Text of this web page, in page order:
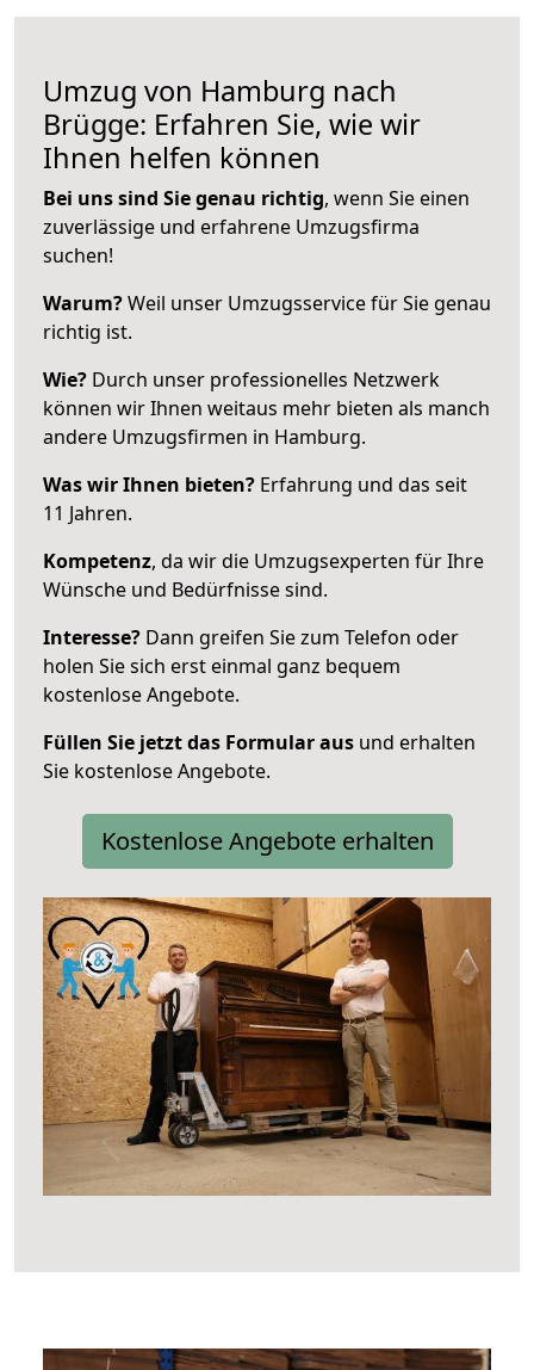
Umzug von Hamburg nach
Brügge: Erfahren Sie, wie wir
Ihnen helfen können
Bei uns sind Sie genau richtig, wenn Sie einen
zuverlässige und erfahrene Umzugsfirma
suchen!
Warum?Weil unser Umzugsservice für Sie genau
richtig ist.
Wie? Durch unser professionelles Netzwerk
können wir Ihnen weitaus mehr bieten als manch
andere Umzugsfirmen in Hamburg.
Was wir Ihnen bieten? Erfahrung und das seit
11 Jahren.
Kompetenz, da wir die Umzugsexperten für Ihre
Wünsche und Bedürfnisse sind.
Interesse? Dann greifen Sie zum Telefon oder
holen Sie sich erst einmal ganz bequem
kostenlose Angebote.
Füllen Sie jetzt das Formular aus und erhalten
Sie kostenlose Angebote.
Kostenlose Angebote erhalten